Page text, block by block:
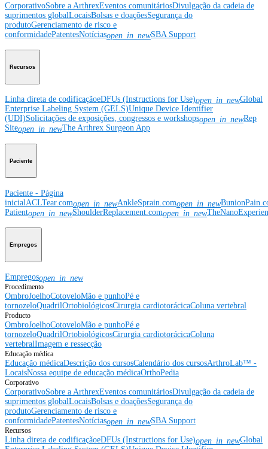
CorporativoSobre a ArthrexEventos comunitáriosDivulgação da cadeia de
suprimentos globalLocaisBolsas e doaçõesSegurança do
produtoGerenciamento de risco e
conformidadePatentesNotíciasopen_in_newSBA Support
Recursos
Linha direta de codificaçãoeDFUs (Instructions for Use)open_in_newGlobal
Enterprise Labeling System (GELS)Unique Device Identifier
(UDI)Solicitações de exposições, congressos e workshopsopen_in_newRep
Siteopen_in_newThe Arthrex Surgeon App
Paciente
Paciente - Página
inicial ACLTear.comopen_in_newAnkleSprain.comopen_in_new
Patientopen_in_newShoulderReplacement.comopen_in_new
Empregos
Empregosopen_in_new
Procedimento
OmbroJoelhoCotoveloMão e punhoPé e
tornozeloQuadrilOrtobiológicosCirurgia cardiotorácicaColuna vertebral
Producto
OmbroJoelhoCotoveloMão e punhoPé e
tornozeloQuadrilOrtobiológicosCirurgia cardiotorácicaColuna
vertebralImagem e ressecção
Educação médica
Educação médicaDescrição dos cursosCalendário dos cursosArthroLab™ -
LocaisNossa equipe de educação médicaOrthoPedia
Corporativo
CorporativoSobre a ArthrexEventos comunitáriosDivulgação da cadeia de
suprimentos globalLocaisBolsas e doaçõesSegurança do
produtoGerenciamento de risco e
conformidadePatentesNotíciasopen_in_newSBA Support
Recursos
Linha direta de codificaçãoeDFUs (Instructions for Use)open_in_newGlobal